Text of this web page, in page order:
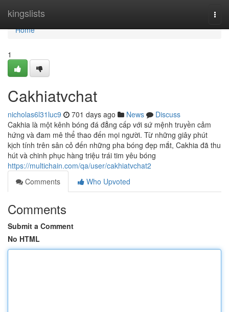
kingslists
Home
Home
1
Cakhiatvchat
nicholas6l31luc9 701 days ago News
Discuss
Cakhia là một kênh bóng đá đẳng cấp với sứ mệnh truyền cảm
hứng và đam mê thể thao đến mọi người. Từ những giây phút
kịch tính trên sân cỏ đến những pha bóng đẹp mắt, Cakhia đã thu
hút và chinh phục hàng triệu trái tim yêu bóng
https://multichain.com/qa/user/cakhiatvchat2
Comments
Who Upvoted
Comments
Submit a Comment
No HTML